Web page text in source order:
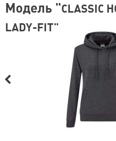
Модель "CLASSIC
LADY-FIT"